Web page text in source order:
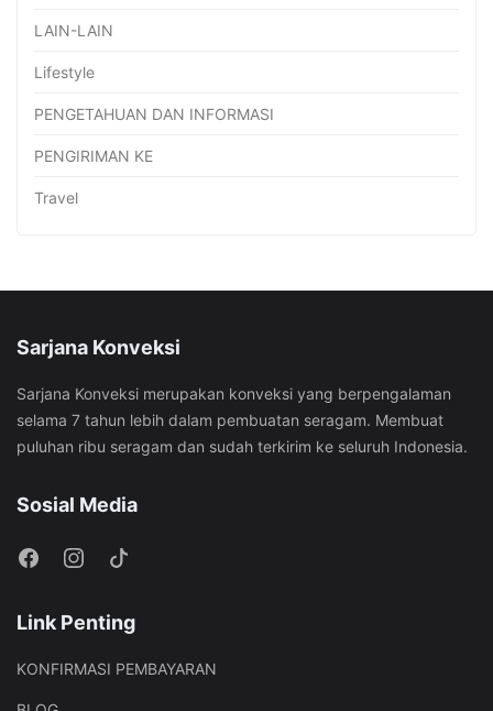
LAIN-LAIN
Lifestyle
PENGETAHUAN DAN INFORMASI
PENGIRIMAN KE
Travel
Sarjana Konveksi
Sarjana Konveksi merupakan konveksi yang berpengalaman
selama 7 tahun lebih dalam pembuatan seragam. Membuat
puluhan ribu seragam dan sudah terkirim ke seluruh Indonesia.
Sosial Media
Link Penting
KONFIRMASI PEMBAYARAN